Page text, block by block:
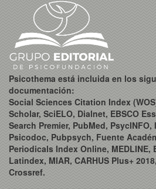
Psicothema está incluida en los
documentación:
Social Sciences Citation Index
Scholar, SciELO, Dialnet, EBSCO
Search Premier, PubMed, PsycINFO,
Psicodoc, Pubpsych, Fuente
Periodicals Index Online, MEDLINE,
Latindex, MIAR, CARHUS Plus+
Crossref.